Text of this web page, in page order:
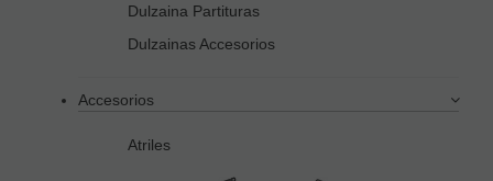
Dulzaina Partituras
Dulzainas Accesorios
Accesorios
Atriles